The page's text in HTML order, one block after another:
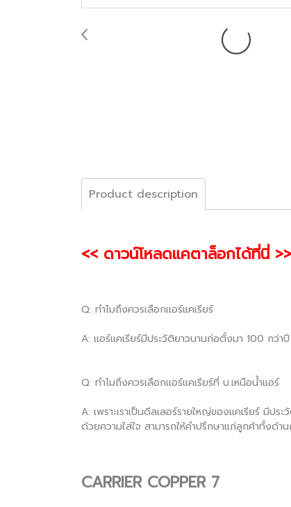
Product description
<< ดาวน์โหลดแคตาล็อกได้ที่นี่ >>
Q: ทำไมถึงควรเลือกแอร์แคเรียร์
A: แอร์แคเรียร์มีประวัติยาวนานก่อตั้งมา 100 กว่
Q: ทำไมถึงควรเลือกแอร์แคเรียร์ที่ บ.เหนือน้ำแอร์
A: เพราะเราเป็นดีลเลอร์รายใหญ่ของแคเรียร์ มีป
ด้วยความใส่ใจ สามารถให้คำปรึกษาแก่ลูกค้าทั้งด้า
CARRIER COPPER 7